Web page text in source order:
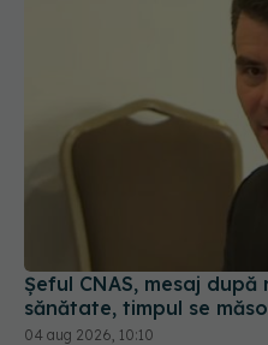
Șeful CNAS, mesaj
sănătate, timpul se
04 aug 2026, 10:10